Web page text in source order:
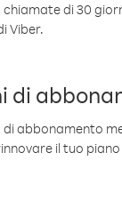
chiamate di 30
Viber.
di
di abbonamento
il tuo